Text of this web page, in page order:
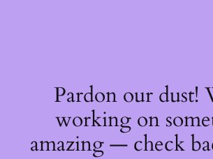
Pardon our dust!
working on
amazing — check